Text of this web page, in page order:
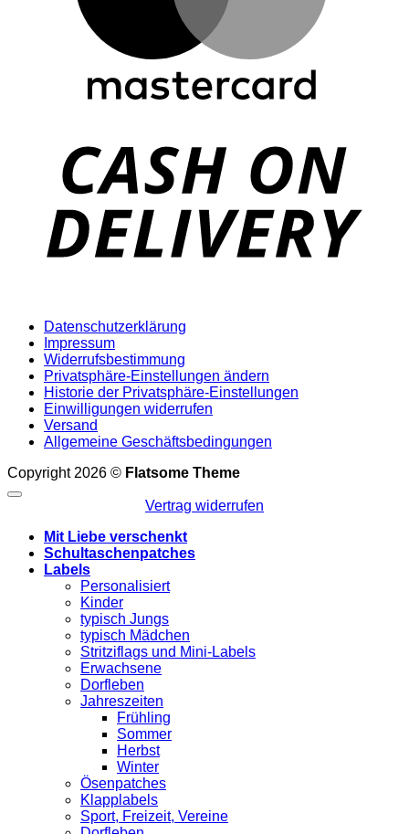
Datenschutzerklärung
Impressum
Widerrufsbestimmung
Privatsphäre-Einstellungen ändern
Historie der Privatsphäre-Einstellungen
Einwilligungen widerrufen
Versand
Allgemeine Geschäftsbedingungen
Copyright 2026 © Flatsome Theme
Vertrag widerrufen
Mit Liebe verschenkt
Schultaschenpatches
Labels
Personalisiert
Kinder
typisch Jungs
typisch Mädchen
Stritziflags und Mini-Labels
Erwachsene
Dorfleben
Jahreszeiten
Frühling
Sommer
Herbst
Winter
Ösenpatches
Klapplabels
Sport, Freizeit, Vereine